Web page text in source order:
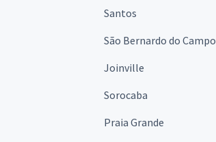
Santos
São Bernardo do Campo
Joinville
Sorocaba
Praia Grande